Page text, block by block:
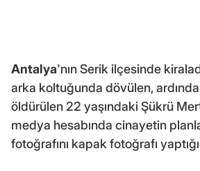
Antalya'nın Serik ilçesinde
arka koltuğunda dövülen,
öldürülen 22 yaşındaki Şükrü
medya hesabında cinayetin
fotoğrafını kapak fotoğrafı